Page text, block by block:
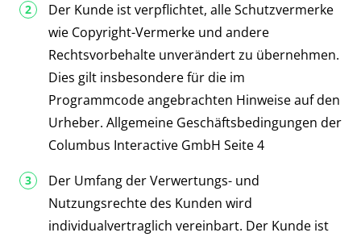
Der Kunde ist verpflichtet, alle Schutzvermerke
wie Copyright-Vermerke und andere
Rechtsvorbehalte unverändert zu übernehmen.
Dies gilt insbesondere für die im
Programmcode angebrachten Hinweise auf den
Urheber. Allgemeine Geschäftsbedingungen der
Columbus Interactive GmbH Seite 4
Der Umfang der Verwertungs- und
Nutzungsrechte des Kunden wird
individualvertraglich vereinbart. Der Kunde ist